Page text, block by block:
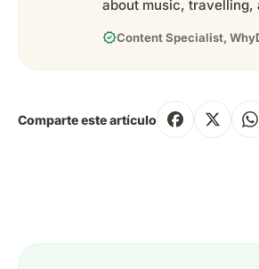
about music, travelling,
verifiedContent Specialist,
Comparte este artículo